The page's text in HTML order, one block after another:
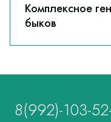
Комплексное
быков
8(992)-103-